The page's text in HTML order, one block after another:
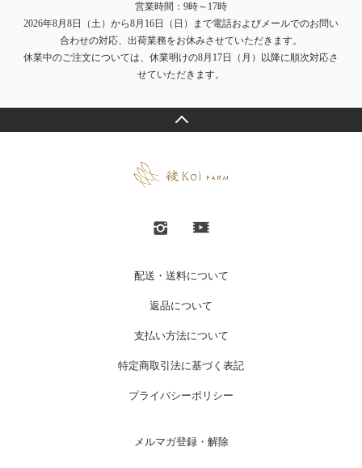
営業時間：9時～17時
2026年8月8日（土）から8月16日（日）まで電話およびメールでのお問い
合わせの対応、出荷業務をお休みさせていただきます。
休業中のご注文については、休業明けの8月17日（月）以降に順次対応さ
せていただきます。
配送・送料について
返品について
支払い方法について
特定商取引法に基づく表記
プライバシーポリシー
メルマガ登録・解除